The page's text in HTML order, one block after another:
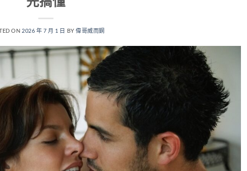
ON 2026 年 7 月 1 日 BY偉哥威而鋼